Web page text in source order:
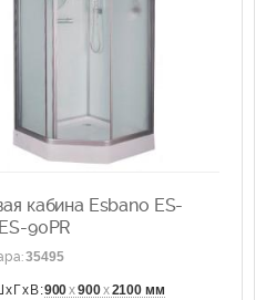
кабина Esbano ES-
90PR
:35495
900х900х2100 мм